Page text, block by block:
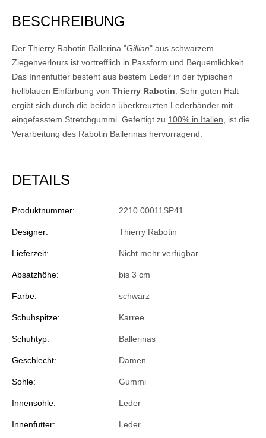
BESCHREIBUNG
Der Thierry Rabotin Ballerina "Gillian" aus schwarzem
Ziegenverlours ist vortrefflich in Passform und Bequemlichkeit.
Das Innenfutter besteht aus bestem Leder in der typischen
hellblauen Einfärbung von Thierry Rabotin . Sehr guten Halt
ergibt sich durch die beiden überkreuzten Lederbänder mit
eingefasstem Stretchgummi. Gefertigt zu 100% in Italien , ist die
Verarbeitung des Rabotin Ballerinas hervorragend.
DETAILS
Produktnummer: 2210 00011SP41
Designer: Thierry Rabotin
Lieferzeit: Nicht mehr verfügbar
Absatzhöhe: bis 3 cm
Farbe: schwarz
Schuhspitze: Karree
Schuhtyp: Ballerinas
Geschlecht: Damen
Sohle: Gummi
Innensohle: Leder
Innenfutter: Leder